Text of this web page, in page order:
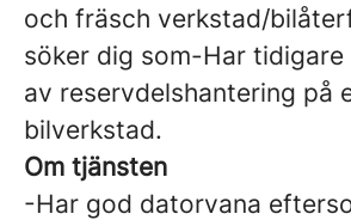
och fräsch verkstad/
söker dig som-Har
av reservdelshantering på
bilverkstad.
Om tjänsten
-Har god datorvana